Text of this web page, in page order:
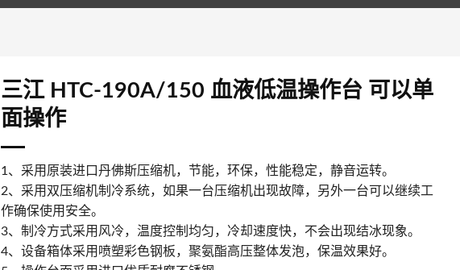
三江 HTC-190A/150 血液低温操作台 可以单
面操作
1、采用原装进口丹佛斯压缩机，节能，环保，性能稳定，静音运转。
2、采用双压缩机制冷系统，如果一台压缩机出现故障，另外一台可以继续工
作确保使用安全。
3、制冷方式采用风冷，温度控制均匀，冷却速度快，不会出现结冰现象。
4、设备箱体采用喷塑彩色钢板，聚氨酯高压整体发泡，保温效果好。